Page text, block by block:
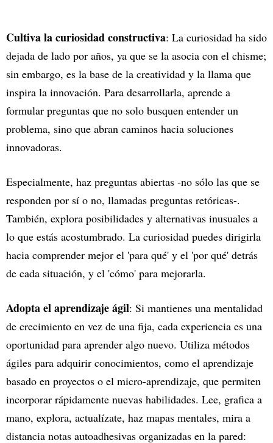
Cultiva la curiosidad constructiva: La curiosidad ha sido
dejada de lado por años, ya que se la asocia con el chisme;
sin embargo, es la base de la creatividad y la llama que
inspira la innovación. Para desarrollarla, aprende a
formular preguntas que no solo busquen entender un
problema, sino que abran caminos hacia soluciones
innovadoras.
Especialmente, haz preguntas abiertas -no sólo las que se
responden por sí o no, llamadas preguntas retóricas-.
También, explora posibilidades y alternativas inusuales a
lo que estás acostumbrado. La curiosidad puedes dirigirla
hacia comprender mejor el 'para qué' y el 'por qué' detrás
de cada situación, y el 'cómo' para mejorarla.
Adopta el aprendizaje ágil: Si mantienes una mentalidad
de crecimiento en vez de una fija, cada experiencia es una
oportunidad para aprender algo nuevo. Utiliza métodos
ágiles para adquirir conocimientos, como el aprendizaje
basado en proyectos o el micro-aprendizaje, que permiten
incorporar rápidamente nuevas habilidades. Lee, grafica a
mano, explora, actualízate, haz mapas mentales, mira a
distancia notas autoadhesivas organizadas en la pared: